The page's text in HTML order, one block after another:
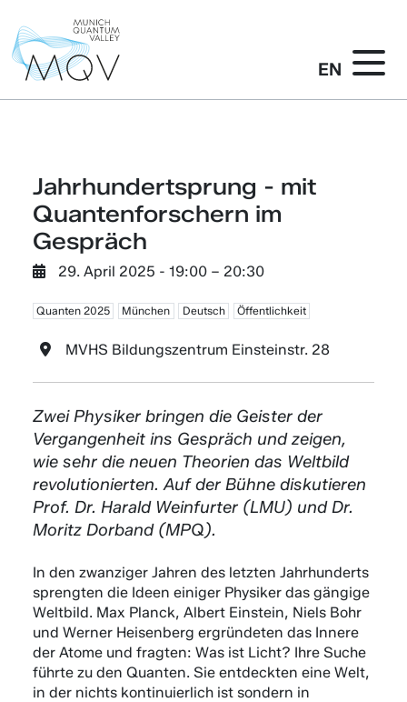
EN
Jahrhundertsprung - mit
Quantenforschern im
Gespräch
29. April 2025 - 19:00 – 20:30
Quanten 2025 München Deutsch Öffentlichkeit
MVHS Bildungszentrum Einsteinstr. 28
Zwei Physiker bringen die Geister der
Vergangenheit ins Gespräch und zeigen,
wie sehr die neuen Theorien das Weltbild
revolutionierten. Auf der Bühne diskutieren
Prof. Dr. Harald Weinfurter (LMU) und Dr.
Moritz Dorband (MPQ).
In den zwanziger Jahren des letzten Jahrhunderts
sprengten die Ideen einiger Physiker das gängige
Weltbild. Max Planck, Albert Einstein, Niels Bohr
und Werner Heisenberg ergründeten das Innere
der Atome und fragten: Was ist Licht? Ihre Suche
führte zu den Quanten. Sie entdeckten eine Welt,
in der nichts kontinuierlich ist sondern in